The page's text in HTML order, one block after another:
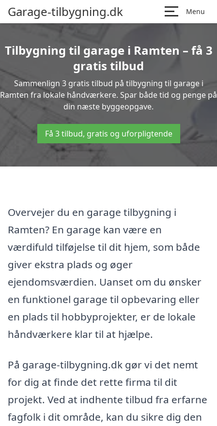
Garage-tilbygning.dk Menu
Tilbygning til garage i Ramten – få 3
gratis tilbud
Sammenlign 3 gratis tilbud på tilbygning til garage i
Ramten fra lokale håndværkere. Spar både tid og penge på
din næste byggeopgave.
Få 3 tilbud, gratis og uforpligtende
Overvejer du en garage tilbygning i
Ramten? En garage kan være en
værdifuld tilføjelse til dit hjem, som både
giver ekstra plads og øger
ejendomsværdien. Uanset om du ønsker
en funktionel garage til opbevaring eller
en plads til hobbyprojekter, er de lokale
håndværkere klar til at hjælpe.
På garage-tilbygning.dk gør vi det nemt
for dig at finde det rette firma til dit
projekt. Ved at indhente tilbud fra erfarne
fagfolk i dit område, kan du sikre dig den